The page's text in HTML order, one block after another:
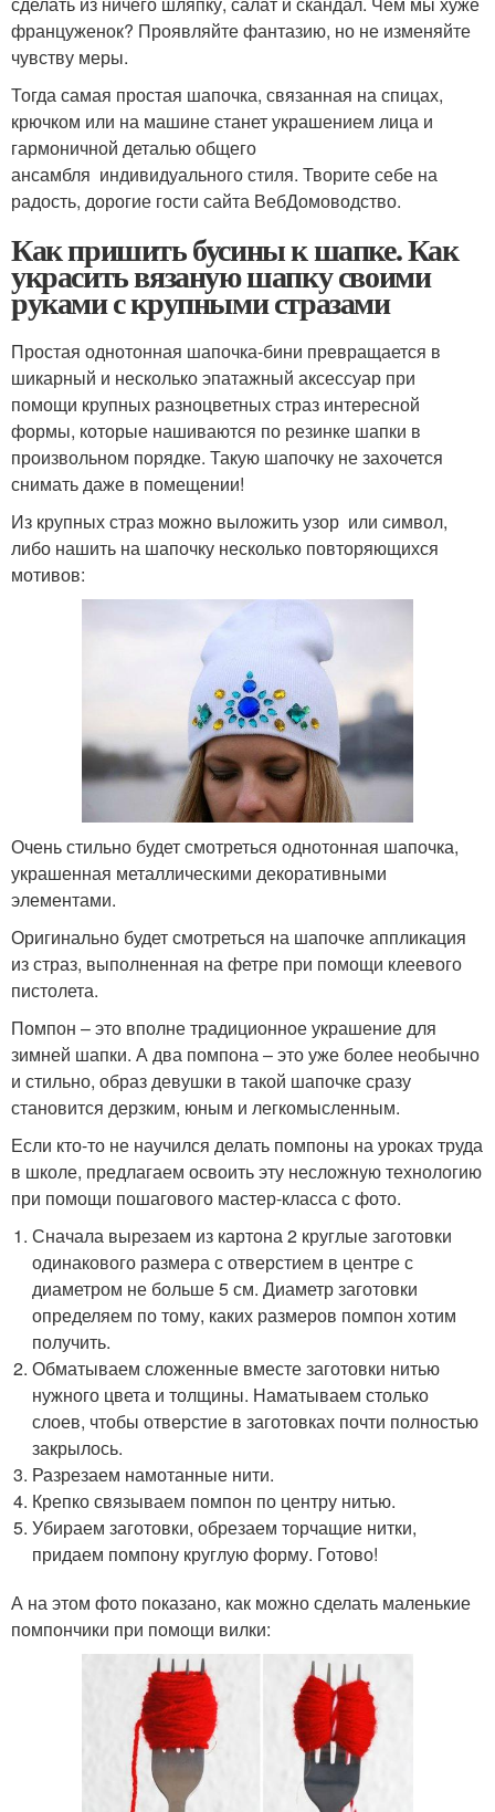
француженок? Проявляйте фантазию, но не изменяйте
чувству меры.
Тогда самая простая шапочка, связанная на спицах,
крючком или на машине станет украшением лица и
гармоничной деталью общего
ансамбля индивидуального стиля. Творите себе на
радость, дорогие гости сайта ВебДомоводство.
Как пришить бусины к шапке. Как
украсить вязаную шапку своими
руками с крупными стразами
Простая однотонная шапочка-бини превращается в
шикарный и несколько эпатажный аксессуар при
помощи крупных разноцветных страз интересной
формы, которые нашиваются по резинке шапки в
произвольном порядке. Такую шапочку не захочется
снимать даже в помещении!
Из крупных страз можно выложить узор или символ,
либо нашить на шапочку несколько повторяющихся
мотивов:
Очень стильно будет смотреться однотонная шапочка,
украшенная металлическими декоративными
элементами.
Оригинально будет смотреться на шапочке аппликация
из страз, выполненная на фетре при помощи клеевого
пистолета.
Помпон – это вполне традиционное украшение для
зимней шапки. А два помпона – это уже более необычно
и стильно, образ девушки в такой шапочке сразу
становится дерзким, юным и легкомысленным.
Если кто-то не научился делать помпоны на уроках труда
в школе, предлагаем освоить эту несложную технологию
при помощи пошагового мастер-класса с фото.
Сначала вырезаем из картона 2 круглые заготовки
одинакового размера с отверстием в центре с
диаметром не больше 5 см. Диаметр заготовки
определяем по тому, каких размеров помпон хотим
получить.
Обматываем сложенные вместе заготовки нитью
нужного цвета и толщины. Наматываем столько
слоев, чтобы отверстие в заготовках почти полностью
закрылось.
Разрезаем намотанные нити.
Крепко связываем помпон по центру нитью.
Убираем заготовки, обрезаем торчащие нитки,
придаем помпону круглую форму. Готово!
А на этом фото показано, как можно сделать маленькие
помпончики при помощи вилки: